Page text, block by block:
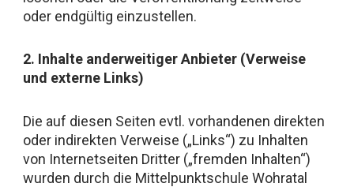
oder endgültig einzustellen.
2. Inhalte anderweitiger Anbieter (Verweise
und externe Links)
Die auf diesen Seiten evtl. vorhandenen direkten
oder indirekten Verweise („Links“) zu Inhalten
von Internetseiten Dritter („fremden Inhalten“)
wurden durch die Mittelpunktschule Wohratal